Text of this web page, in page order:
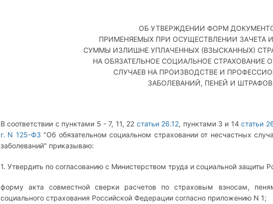
ОБ УТВЕРЖДЕНИИ ФОРМ
ПРИМЕНЯЕМЫХ ПРИ ОСУЩЕСТВЛЕНИИ ЗАЧЕТА
СУММЫ ИЗЛИШНЕ УПЛАЧЕННЫХ (ВЗЫСКАННЫХ)
НА ОБЯЗАТЕЛЬНОЕ СОЦИАЛЬНОЕ СТРАХОВАНИЕ
СЛУЧАЕВ НА ПРОИЗВОДСТВЕ И
ЗАБОЛЕВАНИЙ, ПЕНЕЙ И ШТРАФОВ
В соответствии с пунктами 5 - 7, 11, 22 статьи 26.12, пунктами 3 и 14статьи
г. N 125-ФЗ "Об обязательном социальном страховании от несчастных
заболеваний" приказываю:
1. Утвердить по согласованию с Министерством труда и социальной защиты
форму акта совместной сверки расчетов по страховым взносам,
социального страхования Российской Федерации согласно приложению N 1;